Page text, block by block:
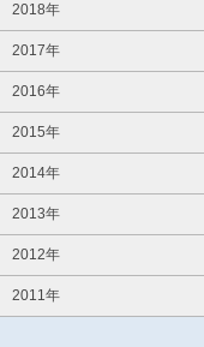
2018年
2017年
2016年
2015年
2014年
2013年
2012年
2011年